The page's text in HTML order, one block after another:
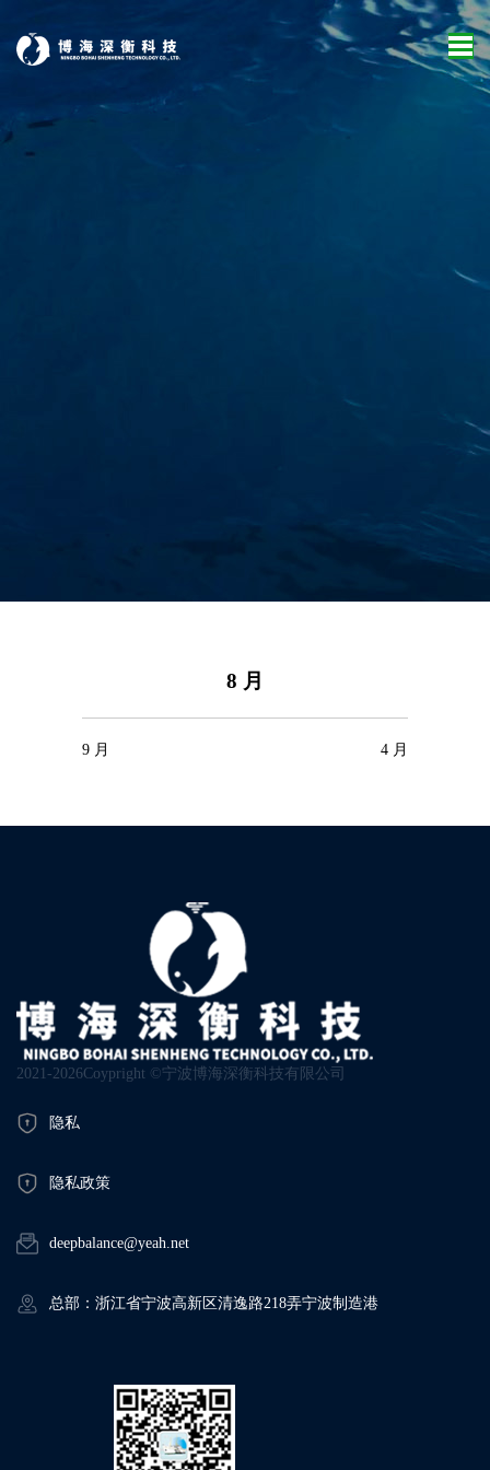
8 月
9 月 4 月
2021-2026Coypright ©宁波博海深衡科技有限公司
隐私
隐私政策
deepbalance@yeah.net
总部：浙江省宁波高新区清逸路218弄宁波制造港